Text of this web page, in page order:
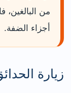
من
أجزاء الضفة.
زيارة